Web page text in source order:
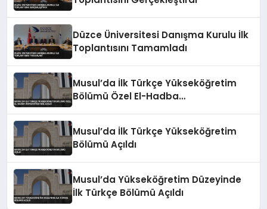
Düzce Üniversitesi Danışma Kurulu İlk
Toplantısını Tamamladı
Musul’da İlk Türkçe Yükseköğretim
Bölümü Özel El-Hadba
Musul’da İlk Türkçe Yükseköğretim
Bölümü Açıldı
Musul’da Yükseköğretim Düzeyinde
İlk Türkçe Bölümü Açıldı